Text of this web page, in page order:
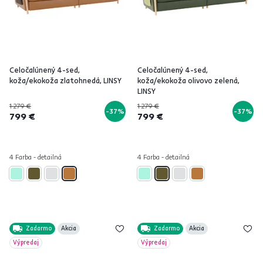
Celočalúnený 4-sed,
koža/ekokoža zlatohnedá, LINSY
1 279 €
799 € -37%
4 Farba - detailná
Celočalúnený 4-sed,
koža/ekokoža olivovo zelená,
LINSY
1 279 €
799 € -37%
4 Farba - detailná
Zadarmo
Akcia
Výpredaj
Zadarmo
Akcia
Výpredaj